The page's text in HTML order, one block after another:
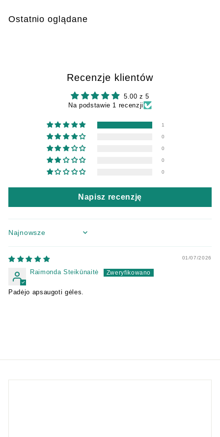
9
Ostatnio oglądane
Recenzje klientów
5.00 z 5
Na podstawie 1 recenzji
1
0
0
0
0
Napisz recenzję
Sort by
01/07/2026
Raimonda Steikūnaitė
Padėjo apsaugoti gėles.